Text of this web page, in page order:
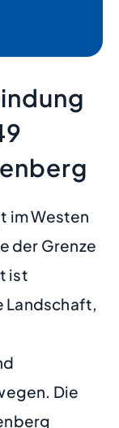
im Westen
der Grenze
ist
Landschaft,
Die